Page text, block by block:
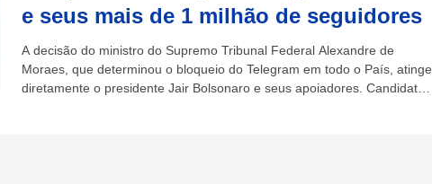
e seus mais de 1 milhão de seguidores
A decisão do ministro do Supremo Tribunal Federal Alexandre de
Moraes, que determinou o bloqueio do Telegram em todo o País, atinge
diretamente o presidente Jair Bolsonaro e seus apoiadores. Candidato